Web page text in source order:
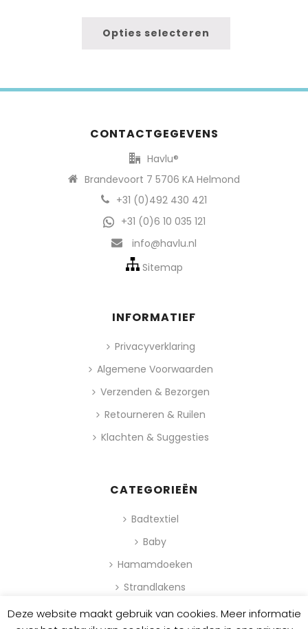
Opties selecteren
CONTACTGEGEVENS
Havlu®
Brandevoort 7 5706 KA Helmond
+31 (0)492 430 421
+31 (0)6 10 035 121
info@havlu.nl
Sitemap
INFORMATIEF
Privacyverklaring
Algemene Voorwaarden
Verzenden & Bezorgen
Retourneren & Ruilen
Klachten & Suggesties
CATEGORIEËN
Badtextiel
Baby
Hamamdoeken
Strandlakens
Deze website maakt gebruik van cookies. Meer informatie